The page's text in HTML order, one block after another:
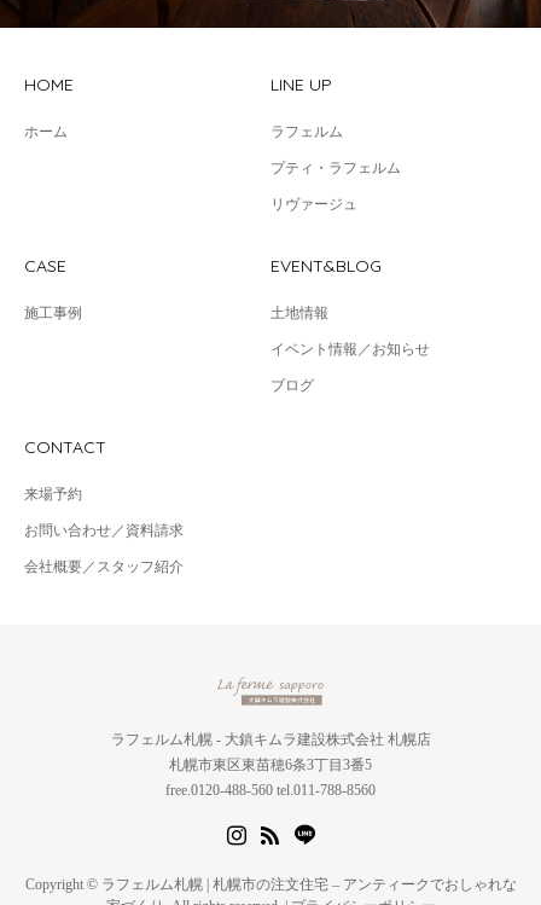
HOME
ホーム
LINE UP
ラフェルム
プティ・ラフェルム
リヴァージュ
CASE
施工事例
EVENT&BLOG
土地情報
イベント情報／お知らせ
ブログ
CONTACT
来場予約
お問い合わせ／資料請求
会社概要／スタッフ紹介
ラフェルム札幌 - 大鎮キムラ建設株式会社 札幌店
札幌市東区東苗穂6条3丁目3番5
free.0120-488-560 tel.011-788-8560
Copyright © ラフェルム札幌 | 札幌市の注文住宅 – アンティークでおしゃれな